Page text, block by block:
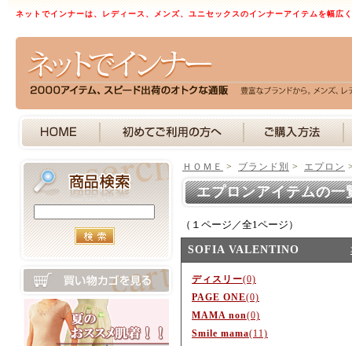
ネットでインナーは、レディース、メンズ、ユニセックスのインナーアイテムを幅広
ＨＯＭＥ > ブランド別 > エプロン
エプロンアイテムの
（１ページ／全1ページ）
SOFIA VALENTINO
ディスリー(0)
PAGE ONE(0)
MAMA non(0)
Smile mama(11)